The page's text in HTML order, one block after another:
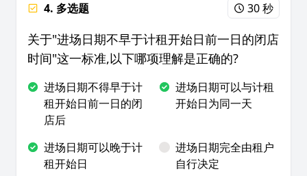
4. 多选题 30 秒
关于"进场日期不早于计租开始日前一日的闭店
时间"这一标准,以下哪项理解是正确的?
进场日期不得早于计
租开始日前一日的闭
店后
进场日期可以与计租
开始日为同一天
进场日期可以晚于计
租开始日
进场日期完全由租户
自行决定